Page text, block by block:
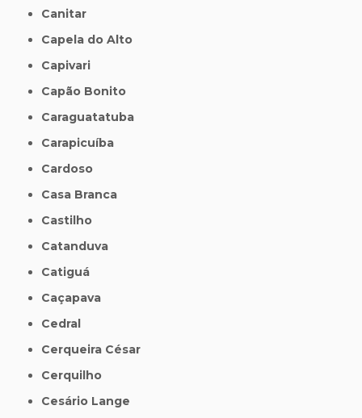
Canitar
Capela do Alto
Capivari
Capão Bonito
Caraguatatuba
Carapicuíba
Cardoso
Casa Branca
Castilho
Catanduva
Catiguá
Caçapava
Cedral
Cerqueira César
Cerquilho
Cesário Lange